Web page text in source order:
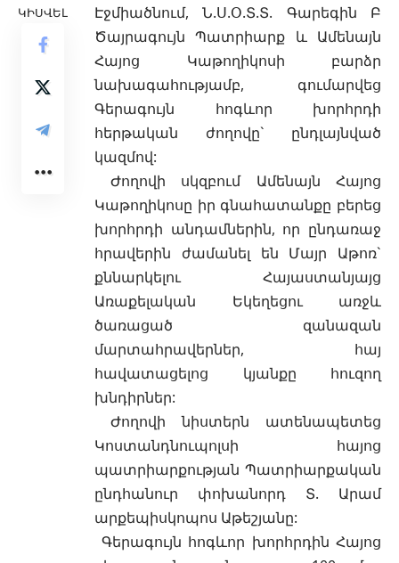
ԿԻՍՎԵԼ
Էջմիածնում, Ն.Ս.Օ.Տ.Տ. Գարեգին Բ
Ծայրագույն Պատրիարք և Ամենայն
Հայոց Կաթողիկոսի բարձր
նախագահությամբ, գումարվեց
Գերագույն հոգևոր խորհրդի
հերթական ժողովը` ընդլայնված
կազմով:
Ժողովի սկզբում Ամենայն Հայոց
Կաթողիկոսը իր գնահատանքը բերեց
խորհրդի անդամներին, որ ընդառաջ
հրավերին ժամանել են Մայր Աթոռ`
քննարկելու Հայաստանյայց
Առաքելական Եկեղեցու առջև
ծառացած զանազան
մարտահրավերներ, հայ
հավատացելոց կյանքը հուզող
խնդիրներ:
Ժողովի նիստերն ատենապետեց
Կոստանդնուպոլսի հայոց
պատրիարքության Պատրիարքական
ընդհանուր փոխանորդ Տ. Արամ
արքեպիսկոպոս Աթեշյանը:
Գերագույն հոգևոր խորհրդին Հայոց